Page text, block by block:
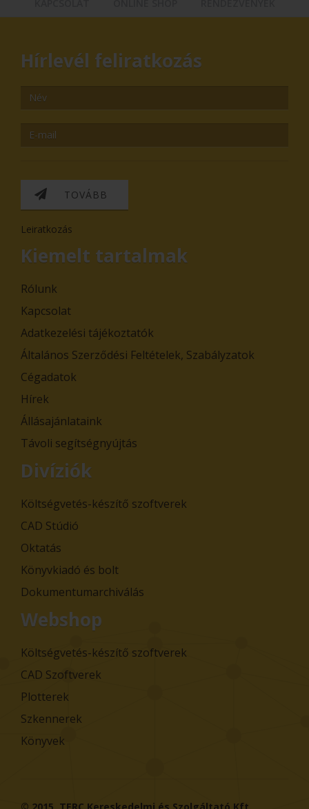
Hírlevél feliratkozás
TOVÁBB
Leiratkozás
Kiemelt tartalmak
Rólunk
Kapcsolat
Adatkezelési tájékoztatók
Általános Szerződési Feltételek, Szabályzatok
Cégadatok
Hírek
Állásajánlataink
Távoli segítségnyújtás
Divíziók
Költségvetés-készítő szoftverek
CAD Stúdió
Oktatás
Könyvkiadó és bolt
Dokumentumarchiválás
Webshop
Költségvetés-készítő szoftverek
CAD Szoftverek
Plotterek
Szkennerek
Könyvek